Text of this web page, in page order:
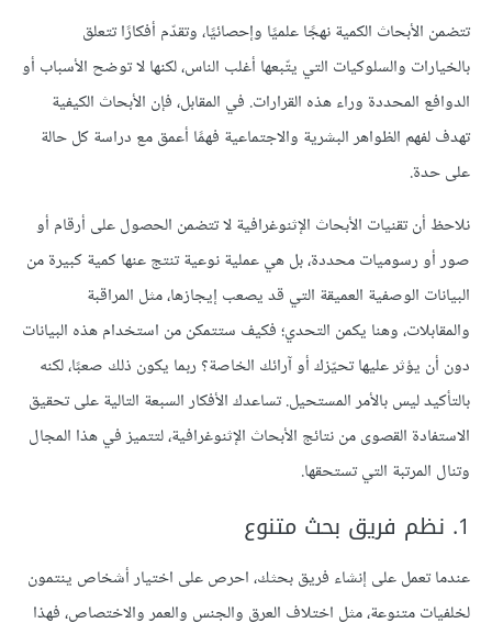
تتضمن الأبحاث الكمية نهجًا علميًا وإحصائيًا، وتقدّم أفكارًا تتعلق
بالخيارات والسلوكيات التي يتّبعها أغلب الناس، لكنها لا توضح الأسباب أو
الدوافع المحددة وراء هذه القرارات. في المقابل، فإن الأبحاث الكيفية
تهدف لفهم الظواهر البشرية والاجتماعية فهمًا أعمق مع دراسة كل حالة
على حدة.
نلاحظ أن تقنيات الأبحاث الإثنوغرافية لا تتضمن الحصول على أرقام أو
صور أو رسوميات محددة، بل هي عملية نوعية تنتج عنها كمية كبيرة من
البيانات الوصفية العميقة التي قد يصعب إيجازها، مثل المراقبة
والمقابلات، وهنا يكمن التحدي؛ فكيف ستتمكن من استخدام هذه البيانات
دون أن يؤثر عليها تحيّزك أو آرائك الخاصة؟ ربما يكون ذلك صعبًا، لكنه
بالتأكيد ليس بالأمر المستحيل. تساعدك الأفكار السبعة التالية على تحقيق
الاستفادة القصوى من نتائج الأبحاث الإثنوغرافية، لتتميز في هذا المجال
وتنال المرتبة التي تستحقها.
1. نظم فريق بحث متنوع
عندما تعمل على إنشاء فريق بحثك، احرص على اختيار أشخاص ينتمون
لخلفيات متنوعة، مثل اختلاف العرق والجنس والعمر والاختصاص، فهذا